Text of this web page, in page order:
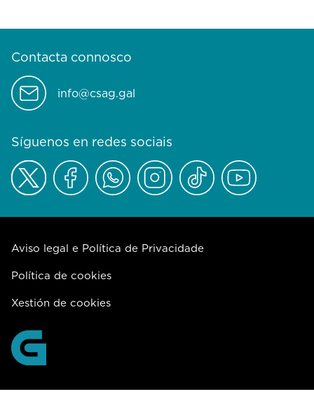
Contacta connosco
info@csag.gal
Síguenos en redes sociais
Aviso legal e Política de Privacidade
Política de cookies
Xestión de cookies